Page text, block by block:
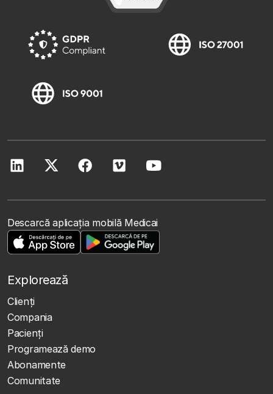
Descarcă aplicația mobilă Medicai
Explorează
Clienţi
Compania
Pacienți
Programează demo
Abonamente
Comunitate